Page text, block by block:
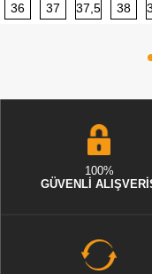
36 37 37,5 38
100%
GÜVENLİ